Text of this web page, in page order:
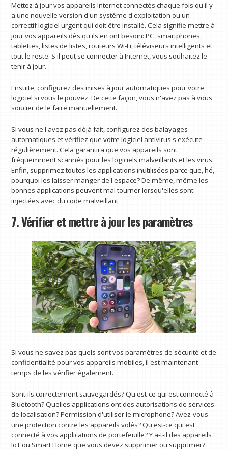
Mettez à jour vos appareils Internet connectés chaque fois qu'il y
a une nouvelle version d'un système d'exploitation ou un
correctif logiciel urgent qui doit être installé. Cela signifie mettre à
jour vos appareils dès qu'ils en ont besoin: PC, smartphones,
tablettes, listes de listes, routeurs Wi-Fi, téléviseurs intelligents et
tout le reste. S'il peut se connecter à Internet, vous souhaitez le
tenir à jour.
Ensuite, configurez des mises à jour automatiques pour votre
logiciel si vous le pouvez. De cette façon, vous n'avez pas à vous
soucier de le faire manuellement.
Si vous ne l'avez pas déjà fait, configurez des balayages
automatiques et vérifiez que votre logiciel antivirus s'exécute
régulièrement. Cela garantira que vos appareils sont
fréquemment scannés pour les logiciels malveillants et les virus.
Enfin, supprimez toutes les applications inutilisées parce que, hé,
pourquoi les laisser manger de l'espace? De même, même les
bonnes applications peuvent mal tourner lorsqu'elles sont
injectées avec du code malveillant.
7. Vérifier et mettre à jour les paramètres
Si vous ne savez pas quels sont vos paramètres de sécurité et de
confidentialité pour vos appareils mobiles, il est maintenant
temps de les vérifier également.
Sont-ils correctement sauvegardés? Qu'est-ce qui est connecté à
Bluetooth? Quelles applications ont des autorisations de services
de localisation? Permission d'utiliser le microphone? Avez-vous
une protection contre les appareils volés? Qu'est-ce qui est
connecté à vos applications de portefeuille? Y a-t-il des appareils
IoT ou Smart Home que vous devez supprimer ou supprimer?